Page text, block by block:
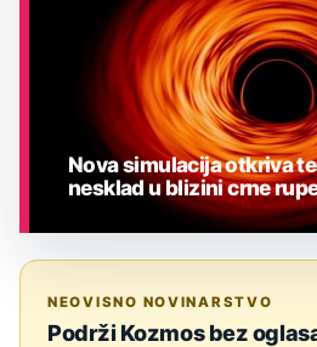
Nova simulacija otkriva
nesklad u blizini crne
NEOVISNO NOVINARSTVO
Podrži Kozmos bez